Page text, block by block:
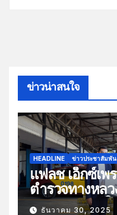
ข่าวน่าสนใจ
HEADLINE ข่าวประชาสัมพั
แฟลช เอ็กซ์เ
ตำรวจทางหล
ช่วงเทศกาลปีให
ธันวาคม 30, 2025